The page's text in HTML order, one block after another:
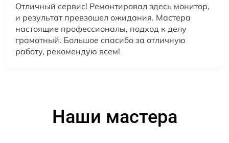
Отличный сервис! Ремонтировал здесь монитор,
и результат превзошел ожидания. Мастера
настоящие профессионалы, подход к делу
грамотный. Большое спасибо за отличную
работу, рекомендую всем!
Наши мастера